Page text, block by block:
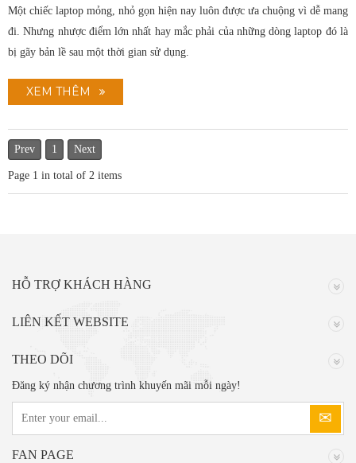
Một chiếc laptop mỏng, nhỏ gọn hiện nay luôn được ưa chuộng vì dễ mang
đi. Nhưng nhược điểm lớn nhất hay mắc phải của những dòng laptop đó là
bị gãy bản lề sau một thời gian sử dụng.
XEM THÊM
Prev 1 Next
Page 1 in total of 2 items
HỖ TRỢ KHÁCH HÀNG
LIÊN KẾT WEBSITE
THEO DÕI
Đăng ký nhận chương trình khuyến mãi mỗi ngày!
FAN PAGE